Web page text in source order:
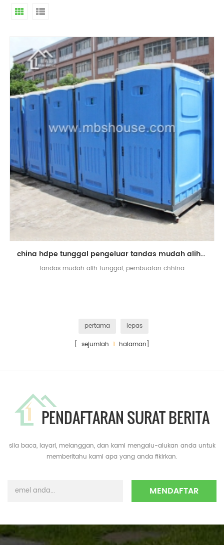
china hdpe tunggal pengeluar tandas mudah alih mudah alih
tandas mudah alih tunggal, pembuatan chhina
pertama
lepas
[ sejumlah 1 halaman]
PENDAFTARAN SURAT BERITA
sila baca, layari, melanggan, dan kami mengalu-alukan anda untuk
memberitahu kami apa yang anda fikirkan.